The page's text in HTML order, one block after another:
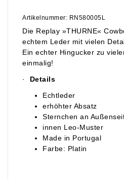
Artikelnummer: RN580005L
Die Replay »THURNE«
echtem Leder mit vielen
Ein echter Hingucker zu
einmalig!
· Details
Echtleder
erhöhter Absatz
Sternchen an
innen Leo-Muster
Made in Portugal
Farbe: Platin